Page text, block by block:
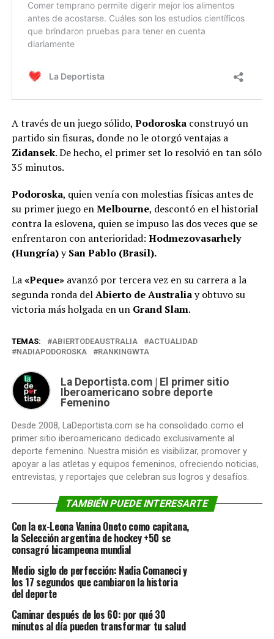
A través de un juego sólido, Podoroskaconstruyó un
partido sin fisuras, donde no le otorgó ventajas a
Zidansek. De hecho, el primer set lo resolvió en tan sólo
35 minutos.
Podoroska, quien venía con molestias físicas antes de
su primer juego enMelbourne, descontó en el historial
contra la eslovena, quien se impuso las dos veces que se
enfrentaron con anterioridad: Hodmezovasarhely
(Hungría)ySan Pablo (Brasil).
La«Peque»avanzó por tercera vez en su carrera a la
segunda ronda delAbierto deAustraliay obtuvo su
victoria más holgada en un Grand Slam.
TEMAS: ABIERTODEAUSTRALIA
ACTUALIDAD
NADIAPODOROSKA
RANKINGWTA
La Deportista.com | El primer sitio
Iberoamericano sobre deporte
Femenino
Desde 2008, LaDeportista.com se ha consolidado como el
primer sitio iberoamericano dedicado exclusivamente al
deporte femenino. Nuestra misión es visibilizar, promover y
apoyar a las atletas y equipos femeninos, ofreciendo noticias,
entrevistas, y reportajes que celebran sus logros y desafíos.
TAMBIÉN PUEDE INTERESARTE
Con la ex-Leona Vanina Oneto como capitana,
la Selección argentina de hockey +50 se
consagró bicampeona mundial
Medio siglo de perfección: Nadia Comaneci y
los 17 segundos que cambiaron la historia
del deporte
Caminar después de los 60: por qué 30
minutos al día pueden transformar tu salud